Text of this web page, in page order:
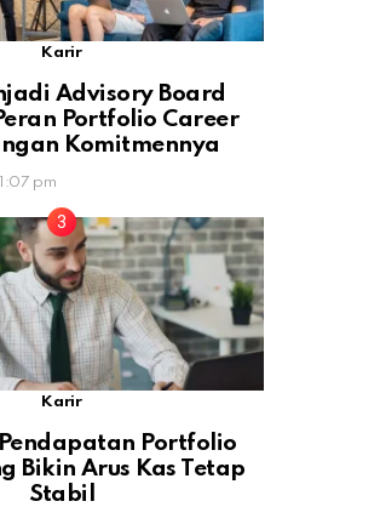
Karir
Advisory Board
Portfolio Career
Komitmennya
pm
Karir
Portfolio
Bikin Arus Kas Tetap
Stabil